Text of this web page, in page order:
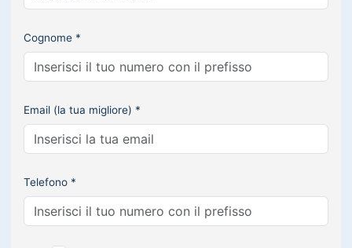
Cognome *
Email (la tua migliore) *
Telefono *